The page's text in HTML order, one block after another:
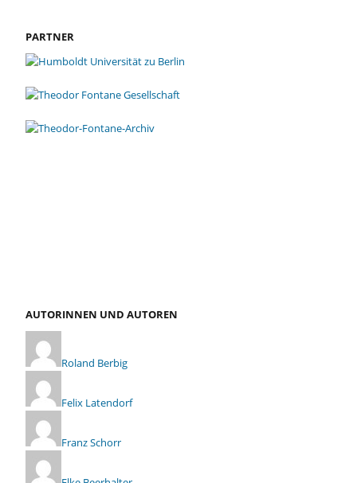
PARTNER
AUTORINNEN UND AUTOREN
Roland Berbig
Felix Latendorf
Franz Schorr